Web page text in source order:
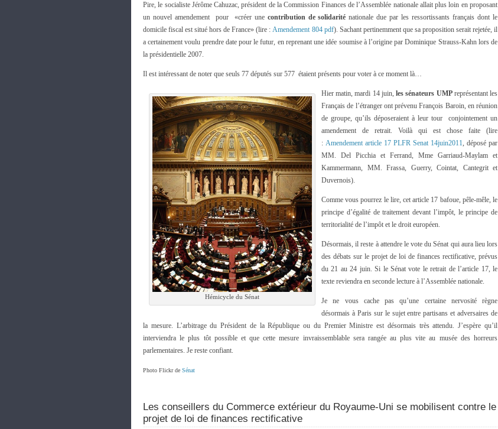
Pire, le socialiste Jérôme Cahuzac, président de la Commission Finances de l’Assemblée nationale allait plus loin en proposant
un nouvel amendement pour «créer une contribution de solidarité nationale due par les ressortissants français dont le
domicile fiscal est situé hors de France» (lire :Amendement 804 pdf). Sachant pertinemment que sa proposition serait rejetée, il
a certainement voulu prendre date pour le futur, en reprenant une idée soumise à l’origine par Dominique Strauss-Kahn lors de
la présidentielle 2007.
Il est intéressant de noter que seuls 77 députés sur 577 étaient présents pour voter à ce moment là…
Hémicycle du Sénat
Hier matin, mardi 14 juin,les sénateurs UMPreprésentant les
Français de l’étranger ont prévenu François Baroin, en réunion
de groupe, qu’ils déposeraient à leur tour conjointement un
amendement de retrait. Voilà qui est chose faite (lire
: Amendement article 17 PLFR Senat 14juin2011, déposé par
MM. Del Picchia et Ferrand, Mme Garriaud-Maylam et
Kammermann, MM. Frassa, Guerry, Cointat, Cantegrit et
Duvernois).
Comme vous pourrez le lire, cet article 17 bafoue, pêle-mêle, le
principe d’égalité de traitement devant l’impôt, le principe de
territorialité de l’impôt et le droit européen.
Désormais, il reste à attendre le vote du Sénat qui aura lieu lors
des débats sur le projet de loi de finances rectificative, prévus
du 21 au 24 juin. Si le Sénat vote le retrait de l’article 17, le
texte reviendra en seconde lecture à l’Assemblée nationale.
Je ne vous cache pas qu’une certaine nervosité règne
désormais à Paris sur le sujet entre partisans et adversaires de
la mesure. L’arbitrage du Président de la République ou du Premier Ministre est désormais très attendu. J’espère qu’il
interviendra le plus tôt possible et que cette mesure invraissemblable sera rangée au plus vite au musée des horreurs
parlementaires. Je reste confiant.
Photo Flickr de Sénat
Les conseillers du Commerce extérieur du Royaume-Uni se mobilisent contre le
projet de loi de finances rectificative